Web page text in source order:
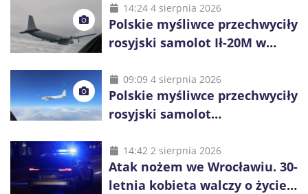
14:24 4 sierpnia 2026
Polskie myśliwce przechwyciły
rosyjski samolot Ił-20M w
09:09 4 sierpnia 2026
Polskie myśliwce przechwyciły
rosyjski samolot
14:42 2 sierpnia 2026
Atak nożem we Wrocławiu. 30-
letnia kobieta walczy o życie,